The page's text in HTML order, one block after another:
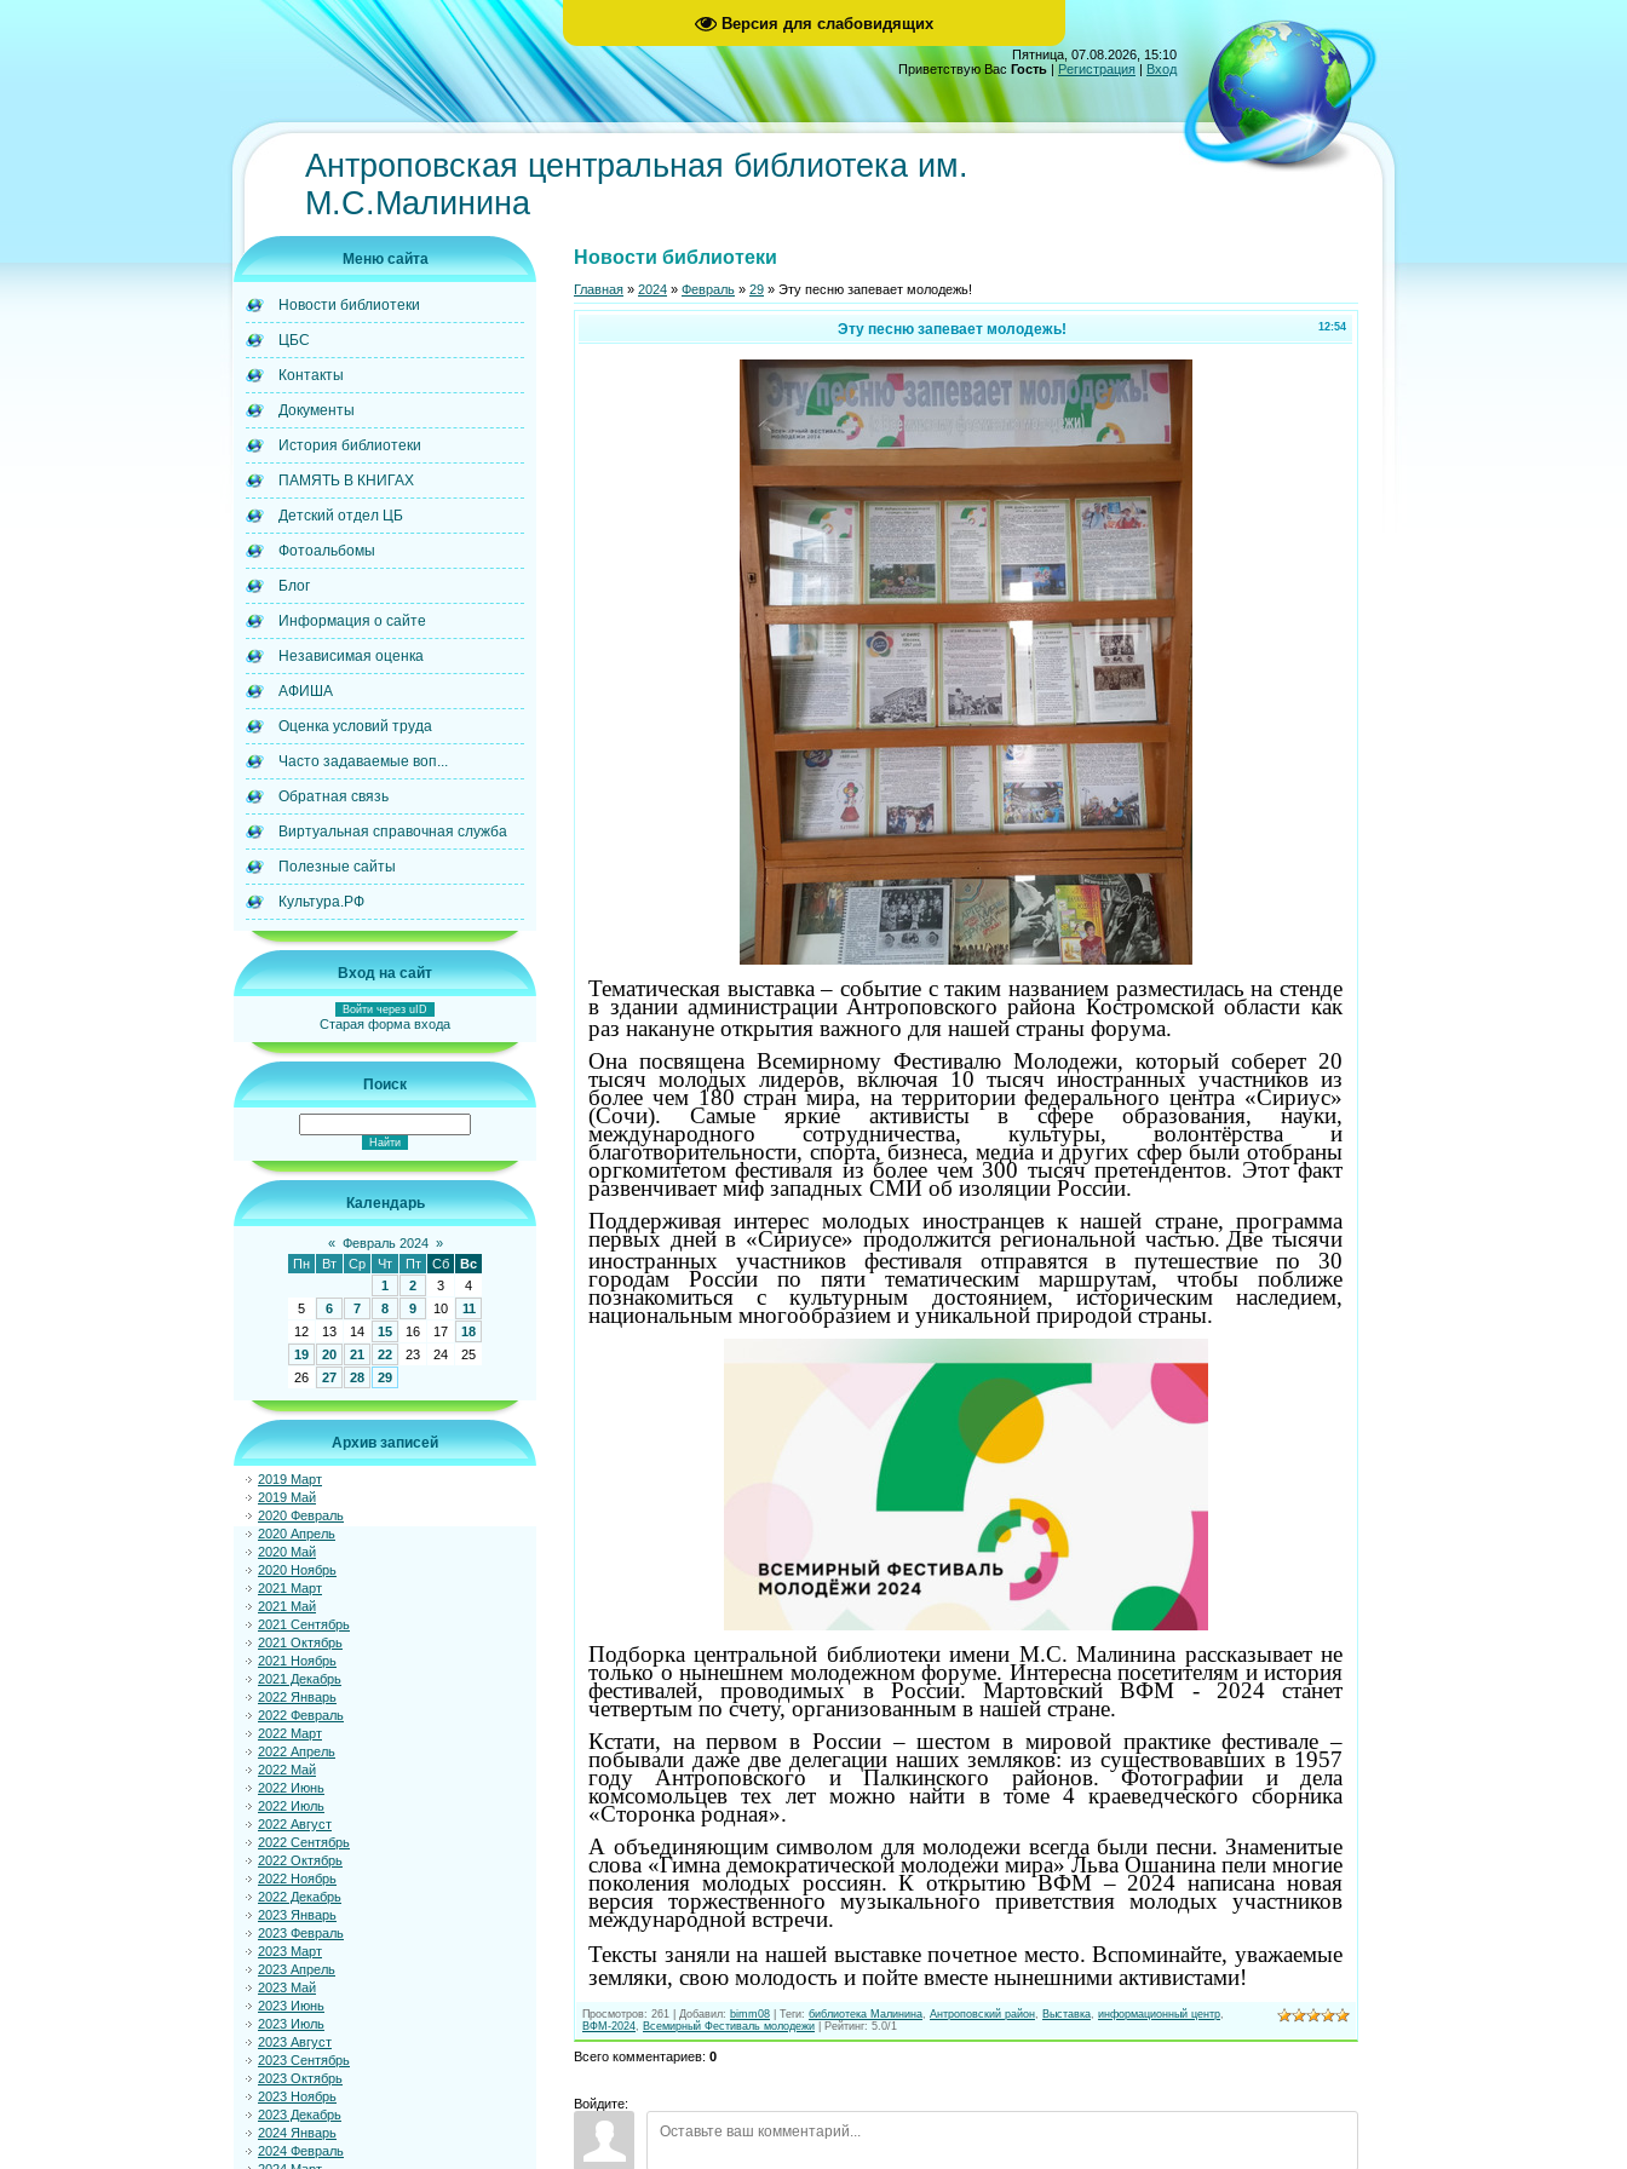
Версия для слабовидящих
Пятница, 07.08.2026, 15:10
Приветствую Вас Гость | Регистрация | Вход
Антроповская центральная библиотека им.
М.С.Малинина
Меню сайта
Новости библиотеки
ЦБС
Контакты
Документы
История библиотеки
ПАМЯТЬ В КНИГАХ
Детский отдел ЦБ
Фотоальбомы
Блог
Информация о сайте
Независимая оценка
АФИША
Оценка условий труда
Часто задаваемые воп...
Обратная связь
Виртуальная справочная служба
Полезные сайты
Культура.РФ
Вход на сайт
Войти через uID
Старая форма входа
Поиск
Календарь
« Февраль 2024 »
Пн
Вт Ср Чт Пт Сб
Вс
1
2 3
4
5
6 7 8 9 10
11
12
13 14 15 16 17
18
19
20 21 22 23 24
25
26
27 28 29
Архив записей
2019 Март
2019 Май
2020 Февраль
2020 Апрель
2020 Май
2020 Ноябрь
2021 Март
2021 Май
2021 Сентябрь
2021 Октябрь
2021 Ноябрь
2021 Декабрь
2022 Январь
2022 Февраль
2022 Март
2022 Апрель
2022 Май
2022 Июнь
2022 Июль
2022 Август
2022 Сентябрь
2022 Октябрь
2022 Ноябрь
2022 Декабрь
2023 Январь
2023 Февраль
2023 Март
2023 Апрель
2023 Май
2023 Июнь
2023 Июль
2023 Август
2023 Сентябрь
2023 Октябрь
2023 Ноябрь
2023 Декабрь
2024 Январь
2024 Февраль
Новости библиотеки
Главная » 2024 » Февраль » 29 » Эту песню запевает молодежь!
12:54
Эту песню запевает молодежь!
Тематическая выставка – событие с таким названием разместилась на стенде
в здании администрации Антроповского района Костромской области как
раз накануне открытия важного для нашей страны форума.
Она посвящена Всемирному Фестивалю Молодежи, который соберет 20
тысяч молодых лидеров, включая 10 тысяч иностранных участников из
более чем 180 стран мира, на территории федерального центра «Сириус»
(Сочи). Самые яркие активисты в сфере образования, науки,
международного сотрудничества, культуры, волонтёрства и
благотворительности, спорта, бизнеса, медиа и других сфер были отобраны
оргкомитетом фестиваля из более чем 300 тысяч претендентов. Этот факт
развенчивает миф западных СМИ об изоляции России.
Поддерживая интерес молодых иностранцев к нашей стране, программа
первых дней в «Сириусе» продолжится региональной частью. Две тысячи
иностранных участников фестиваля отправятся в путешествие по 30
городам России по пяти тематическим маршрутам, чтобы поближе
познакомиться с культурным достоянием, историческим наследием,
национальным многообразием и уникальной природой страны.
Подборка центральной библиотеки имени М.С. Малинина рассказывает не
только о нынешнем молодежном форуме. Интересна посетителям и история
фестивалей, проводимых в России. Мартовский ВФМ - 2024 станет
четвертым по счету, организованным в нашей стране.
Кстати, на первом в России – шестом в мировой практике фестивале –
побывали даже две делегации наших земляков: из существовавших в 1957
году Антроповского и Палкинского районов. Фотографии и дела
комсомольцев тех лет можно найти в томе 4 краеведческого сборника
«Сторонка родная».
А объединяющим символом для молодежи всегда были песни. Знаменитые
слова «Гимна демократической молодежи мира» Льва Ошанина пели многие
поколения молодых россиян. К открытию ВФМ – 2024 написана новая
версия торжественного музыкального приветствия молодых участников
международной встречи.
Тексты заняли на нашей выставке почетное место. Вспоминайте, уважаемые
земляки, свою молодость и пойте вместе нынешними активистами!
Просмотров: 261 Добавил: bimm08 Теги: библиотека Малинина, Антроповский район, Выставка, информационный центр,
ВФМ-2024, Всемирный Фестиваль молодежи Рейтинг: 5.0/1
Всего комментариев: 0
Войдите: